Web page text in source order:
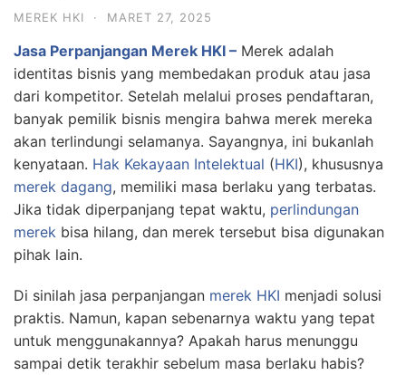
MEREK HKI · MARET 27, 2025
Jasa Perpanjangan Merek HKI – Merek adalah
identitas bisnis yang membedakan produk atau jasa
dari kompetitor. Setelah melalui proses pendaftaran,
banyak pemilik bisnis mengira bahwa merek mereka
akan terlindungi selamanya. Sayangnya, ini bukanlah
kenyataan. Hak Kekayaan Intelektual (HKI), khususnya
merek dagang, memiliki masa berlaku yang terbatas.
Jika tidak diperpanjang tepat waktu, perlindungan
merek bisa hilang, dan merek tersebut bisa digunakan
pihak lain.
Di sinilah jasa perpanjangan merek HKI menjadi solusi
praktis. Namun, kapan sebenarnya waktu yang tepat
untuk menggunakannya? Apakah harus menunggu
sampai detik terakhir sebelum masa berlaku habis?